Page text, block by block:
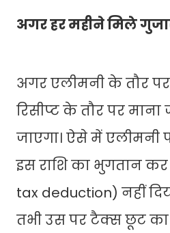
अगर हर महीने मिले
अगर एलीमनी के तौर
रिसीप्‍ट के तौर पर
जाएगा। ऐसे में एलीमनी
इस राशि का भुगतान
tax deduction) नहीं
तभी उस पर टैक्‍स छूट